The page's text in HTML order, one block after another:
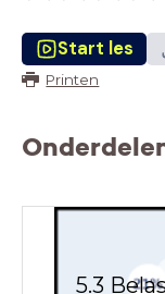
Start les
Printen
5.3